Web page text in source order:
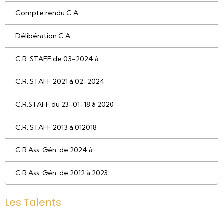
Compte rendu C.A.
Délibération C.A.
C.R. STAFF de 03-2024 à ..
C.R. STAFF 2021 à 02-2024
C.R.STAFF du 23-01-18 à 2020
C.R. STAFF 2013 à 012018
C.R Ass. Gén. de 2024 à
C.R Ass. Gén. de 2012 à 2023
Les Talents